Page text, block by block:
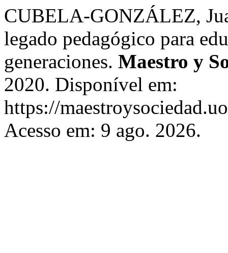
CUBELA-GONZÁLEZ,
legado pedagógico para
generaciones. Maestro y
2020. Disponível em:
https://
Acesso em: 9 ago. 2026.